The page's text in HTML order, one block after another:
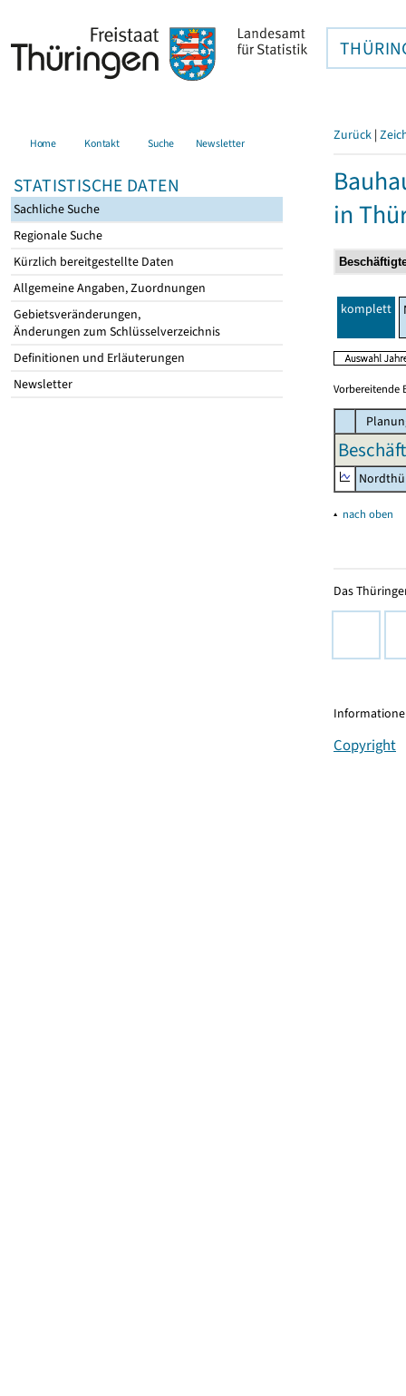
Home Kontakt Suche Newsletter
STATISTISCHE DATEN
Sachliche Suche
Regionale Suche
Kürzlich bereitgestellte Daten
Allgemeine Angaben, Zuordnungen
Gebietsveränderungen,
Änderungen zum Schlüsselverzeichnis
Definitionen und Erläuterungen
Newsletter
Zurück |
in
komplett
Vorbereitende
▴ nach oben
Das
Copyright